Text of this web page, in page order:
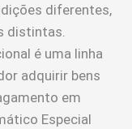
diferentes,
distintas.
é uma linha
adquirir bens
em
Especial